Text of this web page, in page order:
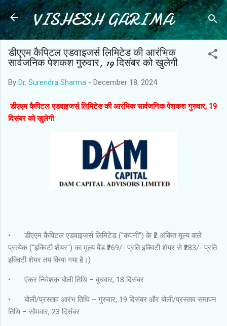
Skip to main content
VISHESH GARIMA
डीएएम कैपिटल एडवाइजर्स लिमिटेड की आरंभिक
सार्वजनिक पेशकश गुरुवार, 19 दिसंबर को खुलेगी
By Dr. Surendra Sharma - December 18, 2024
डीएएम कैपिटल एडवाइजर्स लिमिटेड की आरंभिक सार्वजनिक पेशकश गुरुवार, 19
दिसंबर को खुलेगी
•
डीएएम कैपिटल एडवाइजर्स लिमिटेड ("कंपनी") के ₹2 अंकित मूल्य वाले
प्रत्येक ("इक्विटी शेयर") का मूल्य बैंड ₹269/- प्रति इक्विटी शेयर से ₹283/- प्रति
इक्विटी शेयर तय किया गया है।)
• एंकर निवेशक बोली तिथि – बुधवार, 18 दिसंबर
•
बोली/प्रस्ताव आरंभ तिथि – गुरुवार, 19 दिसंबर और बोली/प्रस्ताव समापन
तिथि – सोमवार, 23 दिसंबर